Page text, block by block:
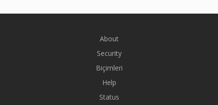
About
Security
Biçimleri
Help
Status